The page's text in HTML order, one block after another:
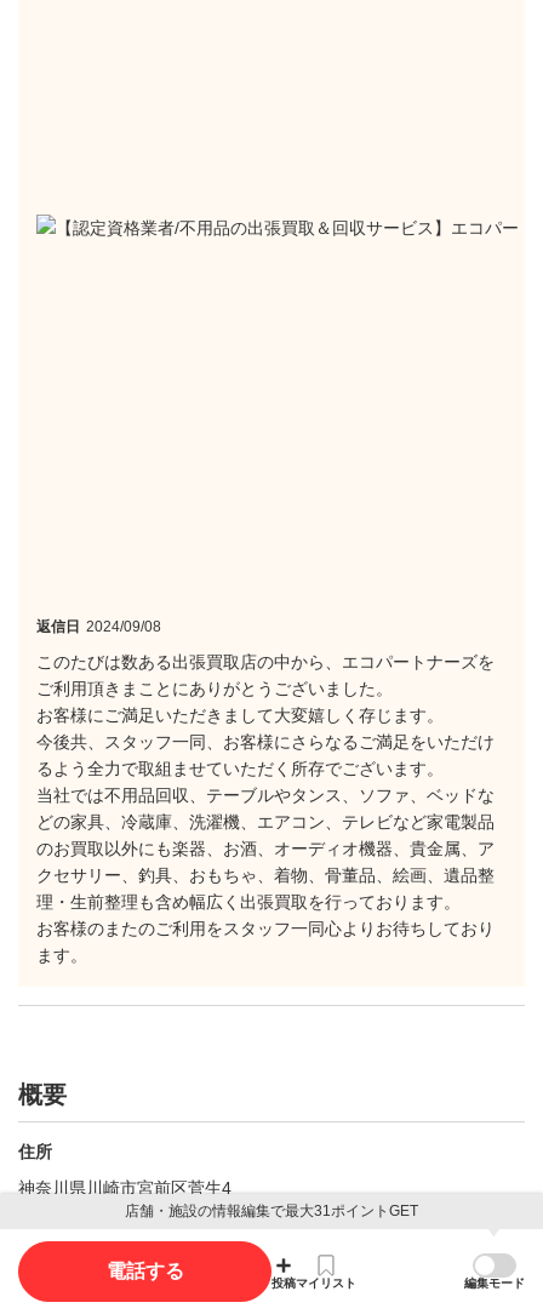
返信日 2024/09/08
このたびは数ある出張買取店の中から、エコパートナーズを
ご利用頂きまことにありがとうございました。
お客様にご満足いただきまして大変嬉しく存じます。
今後共、スタッフ一同、お客様にさらなるご満足をいただけ
るよう全力で取組ませていただく所存でございます。
当社では不用品回収、テーブルやタンス、ソファ、ベッドな
どの家具、冷蔵庫、洗濯機、エアコン、テレビなど家電製品
のお買取以外にも楽器、お酒、オーディオ機器、貴金属、ア
クセサリー、釣具、おもちゃ、着物、骨董品、絵画、遺品整
理・生前整理も含め幅広く出張買取を行っております。
お客様のまたのご利用をスタッフ一同心よりお待ちしており
ます。
概要
住所
神奈川県川崎市宮前区菅生4
Googleマップで見る
地図で場所を見る
店舗・施設の情報編集で最大31ポイントGET
電話する
投稿マイリスト 編集モード